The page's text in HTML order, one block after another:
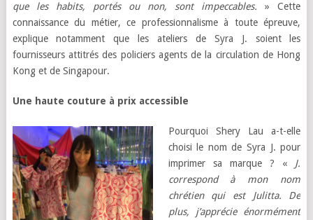
que les habits, portés ou non, sont impeccables. » Cette
connaissance du métier, ce professionnalisme à toute épreuve,
explique notamment que les ateliers de Syra J. soient les
fournisseurs attitrés des policiers agents de la circulation de Hong
Kong et de Singapour.
Une haute couture à prix accessible
Pourquoi Shery Lau a-t-elle
choisi le nom de Syra J. pour
imprimer sa marque ? « J.
correspond à mon nom
chrétien qui est Julitta. De
plus, j’apprécie énormément